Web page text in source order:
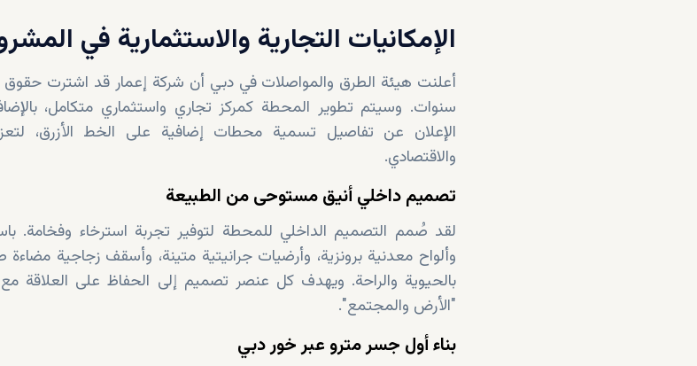
الإمكانيات التجارية والاستثمارية في
أعلنت هيئة الطرق والمواصلات في دبي أن شركة إعمار قد اشترت
سنوات. وسيتم تطوير المحطة كمركز تجاري واستثماري متكامل،
الإعلان عن تفاصيل تسمية محطات إضافية على الخط الأزرق،
والاقتصادي.
تصميم داخلي أنيق مستوحى من الطبيعة
لقد صُمم التصميم الداخلي للمحطة لتوفير تجربة استرخاء وفخامة.
وألواح معدنية برونزية، وأرضيات جرانيتية متينة، وأسقف زجاجية مضاءة
بالحيوية والراحة. ويهدف كل عنصر تصميم إلى الحفاظ على العلاقة
"الأرض والمجتمع".
بناء أول جسر مترو عبر خور دبي